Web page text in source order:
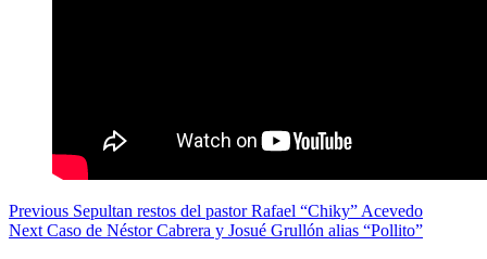
Previous Sepultan restos del pastor Rafael “Chiky” Acevedo
Next Caso de Néstor Cabrera y Josué Grullón alias “Pollito”